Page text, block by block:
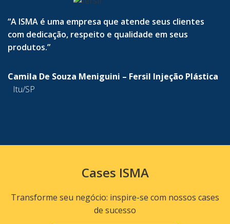
“A ISMA é uma empresa que atende seus clientes
com dedicação, respeito e qualidade em seus
produtos.”
Camila De Souza Meniguini – Fersil Injeção Plástica
Itu/SP
Cases ISMA
Transforme seu negócio: inspire-se com nossos cases
de sucesso